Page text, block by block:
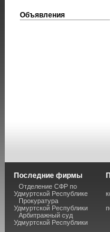
Объявления
Последние фирмы
Отделение СФР по
Удмуртской Республике
Прокуратура
Удмуртской Республики
Арбитражный суд
Удмуртской Республики